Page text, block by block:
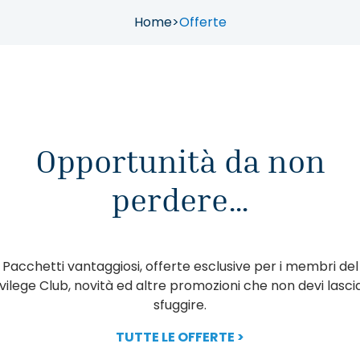
Home>Offerte
Opportunità da non
perdere…
Pacchetti vantaggiosi, offerte esclusive per i membri del
Club, novità ed altre promozioni che non devi
sfuggire.
TUTTE LE OFFERTE >